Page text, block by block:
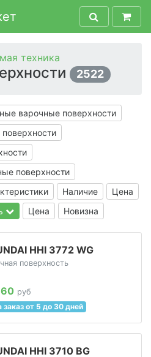
техника
2522
варочные поверхности
поверхности
Наличие Цена
Цена Новизна
HHI 3772 WG
поверхность
руб
заказ от 5 до 30 дней
HHI 3710 BG